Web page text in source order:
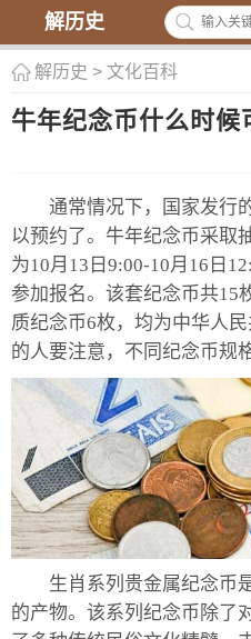
解历史
解历史 > 文化百科
牛年纪念币什么时候
通常情况下，国家发行
以预约了。牛年纪念币采取
为10月13日9:00-10月16日
参加报名。该套纪念币共15
质纪念币6枚，均为中华人
的人要注意，不同纪念币规
生肖系列贵金属纪念币
的产物。该系列纪念币除了